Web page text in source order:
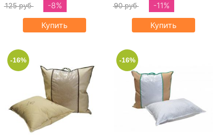
125 руб
-8%
Купить
90 руб
-11%
Купить
-16% -16%